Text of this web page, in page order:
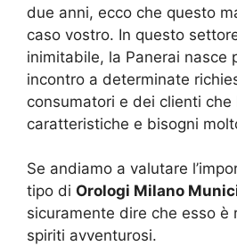
due anni, ecco che questo
caso vostro. In questo
inimitabile, la Panerai nasce
incontro a determinate
consumatori e dei clienti che
caratteristiche e bisogni
Se andiamo a valutare
tipo di Orologi Milano
sicuramente dire che esso è
spiriti avventurosi.